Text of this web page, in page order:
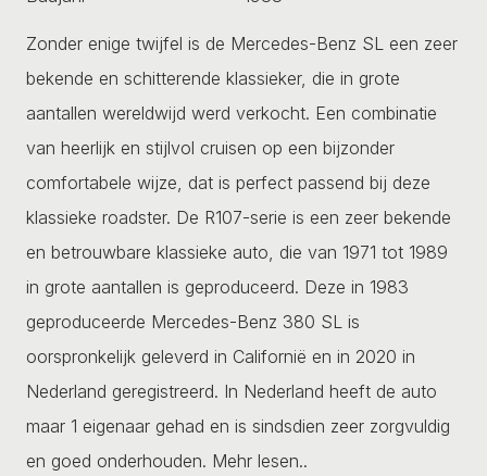
Zonder enige twijfel is de Mercedes-Benz SL een zeer
bekende en schitterende klassieker, die in grote
aantallen wereldwijd werd verkocht. Een combinatie
van heerlijk en stijlvol cruisen op een bijzonder
comfortabele wijze, dat is perfect passend bij deze
klassieke roadster. De R107-serie is een zeer bekende
en betrouwbare klassieke auto, die van 1971 tot 1989
in grote aantallen is geproduceerd. Deze in 1983
geproduceerde Mercedes-Benz 380 SL is
oorspronkelijk geleverd in Californië en in 2020 in
Nederland geregistreerd. In Nederland heeft de auto
maar 1 eigenaar gehad en is sindsdien zeer zorgvuldig
en goed onderhouden. Mehr lesen..